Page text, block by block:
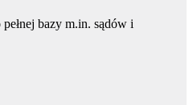
bazy m.in. sądów i